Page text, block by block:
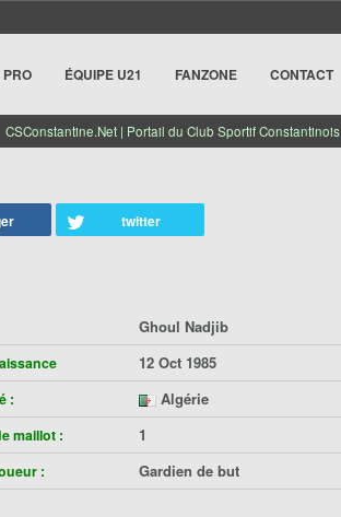
PRO ÉQUIPE U21 FANZONE CONTACT
CSConstantine.Net | Portail du Club Sportif Constantinois
twitter
Ghoul Nadjib
12 Oct 1985
: Algérie
maillot : 1
: Gardien de but